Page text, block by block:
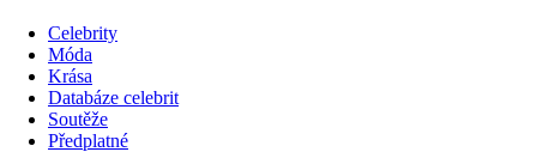
Celebrity
Móda
Krása
Databáze celebrit
Soutěže
Předplatné